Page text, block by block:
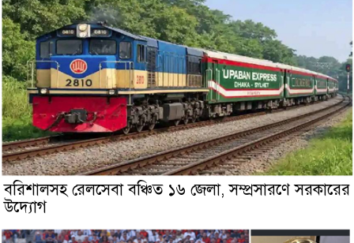
বরিশালসহ রেলসেবা বঞ্চিত ১৬ জেলা, সম্প্রসারণে সরকারের
উদ্যোগ